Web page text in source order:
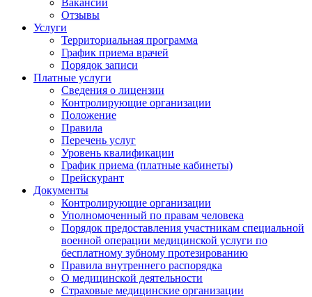
Вакансии
Отзывы
Услуги
Территориальная программа
График приема врачей
Порядок записи
Платные услуги
Сведения о лицензии
Контролирующие организации
Положение
Правила
Перечень услуг
Уровень квалификации
График приема (платные кабинеты)
Прейскурант
Документы
Контролирующие организации
Уполномоченный по правам человека
Порядок предоставления участникам специальной
военной операции медицинской услуги по
бесплатному зубному протезированию
Правила внутреннего распорядка
О медицинской деятельности
Страховые медицинские организации